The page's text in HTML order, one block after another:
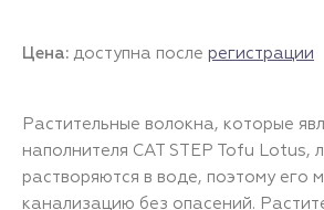
Цена: доступна после регистрации
Растительные волокна, которые
наполнителя CAT STEP Tofu Lotus,
растворяются в воде, поэтому его
канализацию без опасений.